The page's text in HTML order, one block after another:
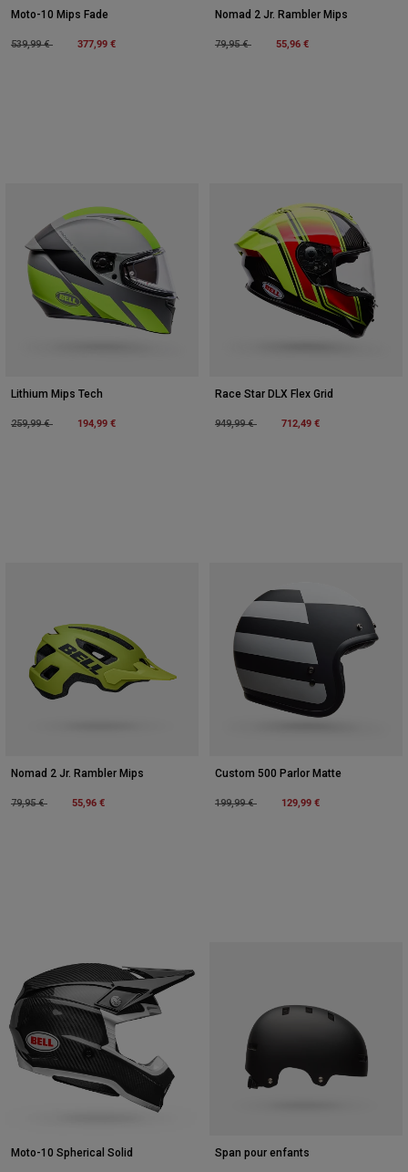
Moto-10 Mips Fade
Price reduced from
539,99 €to 377,99 €
Nomad 2 Jr. Rambler Mips
Price reduced from
79,95 €to 55,96 €
Lithium Mips Tech
Price reduced from
259,99 €to 194,99 €
Race Star DLX Flex Grid
Price reduced from
949,99 €to 712,49 €
Nomad 2 Jr. Rambler Mips
Price reduced from
79,95 €to 55,96 €
Custom 500 Parlor Matte
Price reduced from
199,99 €to 129,99 €
Moto-10 Spherical Solid Span pour enfants